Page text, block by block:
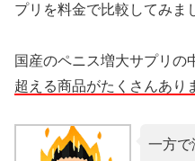
プリを料金で比較してみま
国産のペニス増大サプリの
超える商品がたくさんあり
一方で